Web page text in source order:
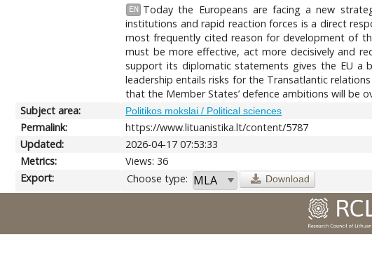
EN
Today the Europeans are facing a new
institutions and rapid reaction forces is a direct
most frequently cited reason for development of
must be more effective, act more decisively and
support its diplomatic statements gives the EU a
leadership entails risks for the Transatlantic
that the Member States’ defence ambitions will be
Subject area:
Politikos mokslai / Political sciences
Permalink:
https://www.lituanistika.lt/content/5787
Updated:
2026-04-17 07:53:33
Metrics:
Views: 36
Export:
Choose type: Download